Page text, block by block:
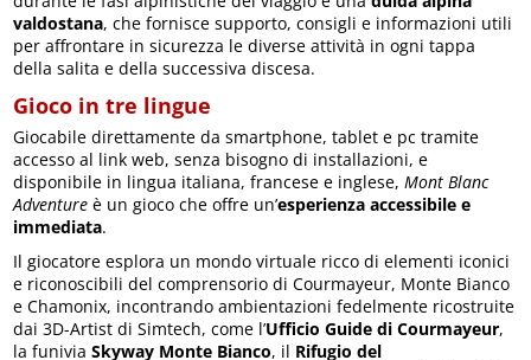
valdostana, che fornisce supporto, consigli e informazioni utili
per affrontare in sicurezza le diverse attività in ogni tappa
della salita e della successiva discesa.
Gioco in tre lingue
Giocabile direttamente da smartphone, tablet e pc tramite
accesso al link web, senza bisogno di installazioni, e
disponibile in lingua italiana, francese e inglese,Mont Blanc
Adventure è un gioco che offre un’esperienza accessibile e
immediata.
Il giocatore esplora un mondo virtuale ricco di elementi iconici
e riconoscibili del comprensorio di Courmayeur, Monte Bianco
e Chamonix, incontrando ambientazioni fedelmente ricostruite
dai 3D-Artist di Simtech, come l’Ufficio Guide di Courmayeur,
la funiviaSkyway Monte Bianco, il Rifugio del